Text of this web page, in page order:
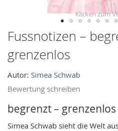
Fussnotizen –
grenzenlos
Autor: Simea Schwab
Bewertung schreiben
begrenzt – grenzenlos
Simea Schwab sieht die Welt
Skip
the
the
images
gallery